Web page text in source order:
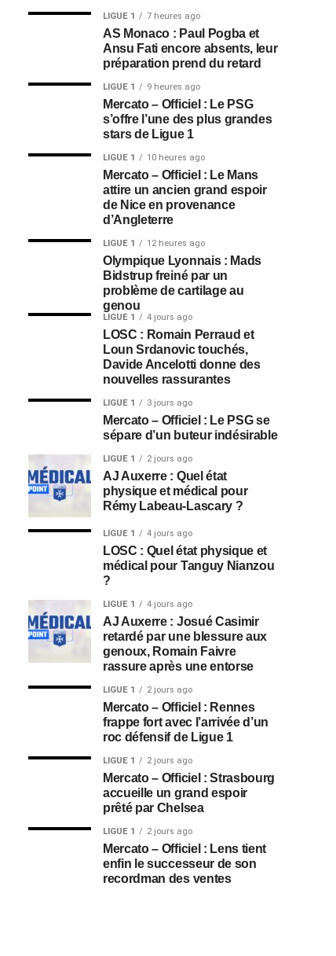
LIGUE 1 7 heures ago
AS Monaco : Paul Pogba et
Ansu Fati encore absents, leur
préparation prend du retard
LIGUE 1 9 heures ago
Mercato – Officiel : Le PSG
s’offre l’une des plus grandes
stars de Ligue 1
LIGUE 1 10 heures ago
Mercato – Officiel : Le Mans
attire un ancien grand espoir
de Nice en provenance
d’Angleterre
LIGUE 1 12 heures ago
Olympique Lyonnais : Mads
Bidstrup freiné par un
problème de cartilage au
genou
LIGUE 1 4 jours ago
LOSC : Romain Perraud et
Loun Srdanovic touchés,
Davide Ancelotti donne des
nouvelles rassurantes
LIGUE 1 3 jours ago
Mercato – Officiel : Le PSG se
sépare d’un buteur indésirable
LIGUE 1 2 jours ago
AJ Auxerre : Quel état
physique et médical pour
Rémy Labeau-Lascary ?
LIGUE 1 4 jours ago
LOSC : Quel état physique et
médical pour Tanguy Nianzou
?
LIGUE 1 4 jours ago
AJ Auxerre : Josué Casimir
retardé par une blessure aux
genoux, Romain Faivre
rassure après une entorse
LIGUE 1 2 jours ago
Mercato – Officiel : Rennes
frappe fort avec l’arrivée d’un
roc défensif de Ligue 1
LIGUE 1 2 jours ago
Mercato – Officiel : Strasbourg
accueille un grand espoir
prêté par Chelsea
LIGUE 1 2 jours ago
Mercato – Officiel : Lens tient
enfin le successeur de son
recordman des ventes